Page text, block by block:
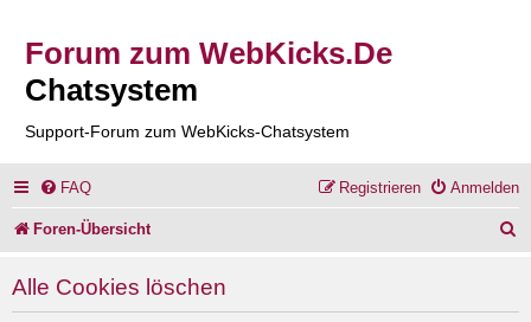
Forum zum WebKicks.De
Chatsystem
Support-Forum zum WebKicks-Chatsystem
FAQ Anmelden
Registrieren
Foren-Übersicht
Alle Cookies löschen